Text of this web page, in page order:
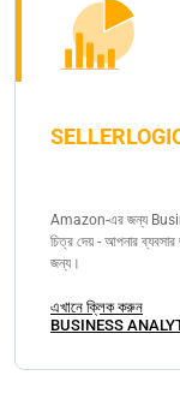
Amazon-এর জন্য
চিত্র দেয় - আপনার
জন্য।
এখানে ক্লিক করুন
BUSINESS